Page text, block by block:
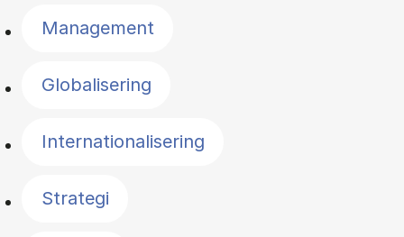
Management
Globalisering
Internationalisering
Strategi